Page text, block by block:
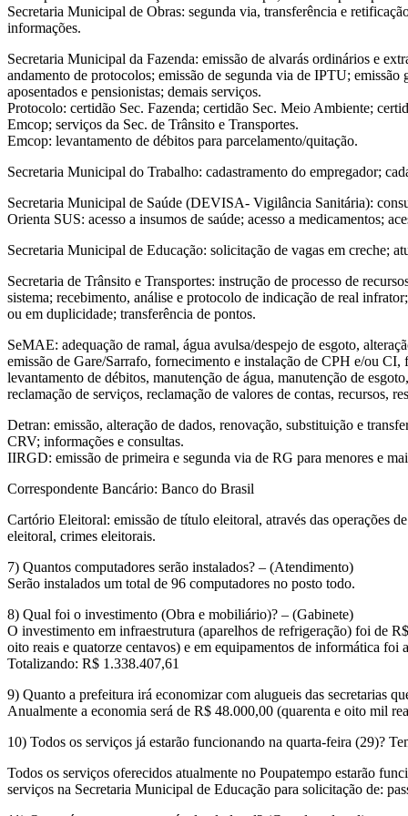
Secretaria Municipal de Obras: segunda via, transferência e
informações.
Secretaria Municipal da Fazenda: emissão de alvarás ordinários e
andamento de protocolos; emissão de segunda via de IPTU;
aposentados e pensionistas; demais serviços.
Protocolo: certidão Sec. Fazenda; certidão Sec. Meio Ambiente;
Emcop; serviços da Sec. de Trânsito e Transportes.
Emcop: levantamento de débitos para parcelamento/quitação.
Secretaria Municipal do Trabalho: cadastramento do empregador;
Secretaria Municipal de Saúde (DEVISA- Vigilância Sanitária):
Orienta SUS: acesso a insumos de saúde; acesso a medicamentos;
Secretaria Municipal de Educação: solicitação de vagas em creche;
Secretaria de Trânsito e Transportes: instrução de processo de
sistema; recebimento, análise e protocolo de indicação de real
ou em duplicidade; transferência de pontos.
SeMAE: adequação de ramal, água avulsa/despejo de esgoto,
emissão de Gare/Sarrafo, fornecimento e instalação de CPH e/ou
levantamento de débitos, manutenção de água, manutenção de
reclamação de serviços, reclamação de valores de contas, recursos,
Detran: emissão, alteração de dados, renovação, substituição e
CRV; informações e consultas.
IIRGD: emissão de primeira e segunda via de RG para menores e
Correspondente Bancário: Banco do Brasil
Cartório Eleitoral: emissão de título eleitoral, através das operações
eleitoral, crimes eleitorais.
7) Quantos computadores serão instalados? – (Atendimento)
Serão instalados um total de 96 computadores no posto todo.
8) Qual foi o investimento (Obra e mobiliário)? – (Gabinete)
O investimento em infraestrutura (aparelhos de refrigeração) foi de
oito reais e quatorze centavos) e em equipamentos de informática foi
Totalizando: R$ 1.338.407,61
9) Quanto a prefeitura irá economizar com alugueis das secretarias
Anualmente a economia será de R$ 48.000,00 (quarenta e oito mil
10) Todos os serviços já estarão funcionando na quarta-feira (29)?
Todos os serviços oferecidos atualmente no Poupatempo estarão
serviços na Secretaria Municipal de Educação para solicitação de: